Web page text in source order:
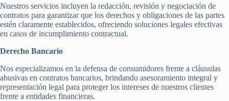
Nuestros servicios incluyen la redacción, revisión y negociación de
contratos para garantizar que los derechos y obligaciones de las partes
estén claramente establecidos, ofreciendo soluciones legales efectivas
en casos de incumplimiento contractual.
Derecho Bancario
Nos especializamos en la defensa de consumidores frente a cláusulas
abusivas en contratos bancarios, brindando asesoramiento integral y
representación legal para proteger los intereses de nuestros clientes
frente a entidades financieras.